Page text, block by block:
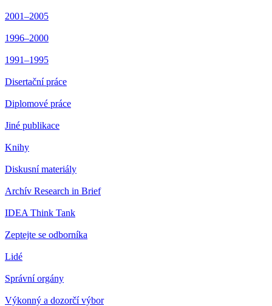
2001–2005
1996–2000
1991–1995
Disertační práce
Diplomové práce
Jiné publikace
Knihy
Diskusní materiály
Archív Research in Brief
IDEA Think Tank
Zeptejte se odborníka
Lidé
Správní orgány
Výkonný a dozorčí výbor